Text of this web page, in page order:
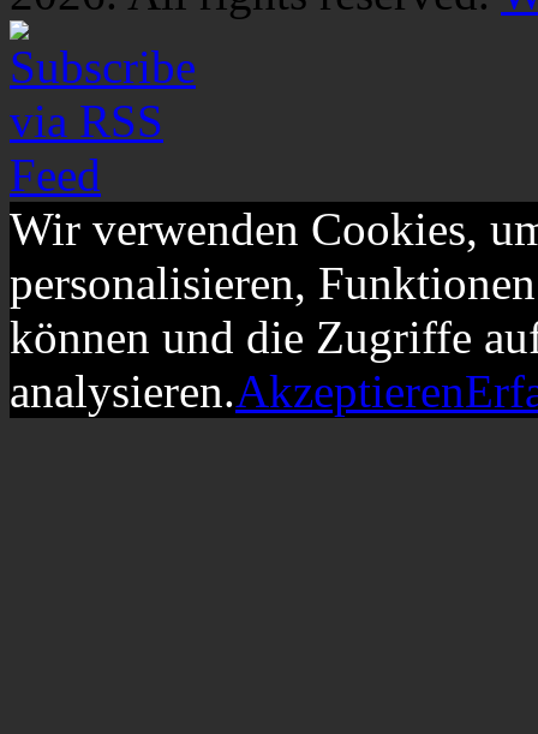
Wir verwenden Cookies,
personalisieren,
können und die Zugriffe
analysieren.Akzeptieren